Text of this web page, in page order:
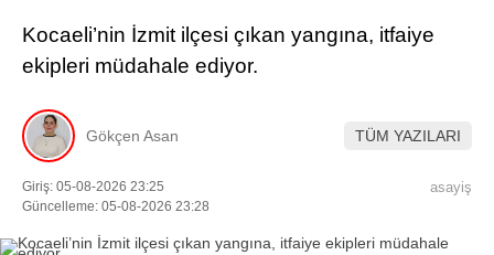
Kocaeli’nin İzmit ilçesi çıkan yangına, itfaiye
ekipleri müdahale ediyor.
Gökçen Asan TÜM YAZILARI
Giriş: 05-08-2026 23:25
Güncelleme: 05-08-2026 23:28
asayiş